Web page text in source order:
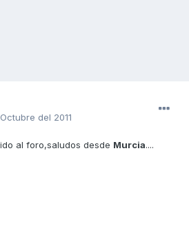
del 2011
al foro,saludos desde Murcia....